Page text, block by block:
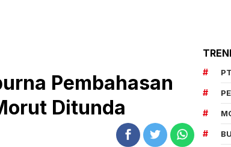
Pembahasan
Ditunda